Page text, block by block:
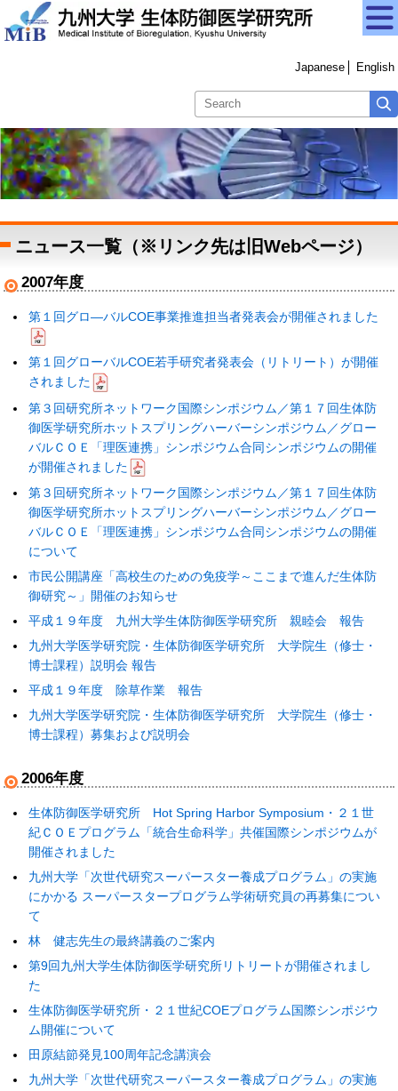
Japanese English
ニュース一覧（※リンク先は旧Webページ）
2007年度
第１回グロ―バルCOE事業推進担当者発表会が開催されました
第１回グローバルCOE若手研究者発表会（リトリート）が開催
されました
第３回研究所ネットワーク国際シンポジウム／第１７回生体防
御医学研究所ホットスプリングハーバーシンポジウム／グロー
バルＣＯＥ「理医連携」シンポジウム合同シンポジウムの開催
が開催されました
第３回研究所ネットワーク国際シンポジウム／第１７回生体防
御医学研究所ホットスプリングハーバーシンポジウム／グロー
バルＣＯＥ「理医連携」シンポジウム合同シンポジウムの開催
について
市民公開講座「高校生のための免疫学～ここまで進んだ生体防
御研究～」開催のお知らせ
平成１９年度 九州大学生体防御医学研究所 親睦会 報告
九州大学医学研究院・生体防御医学研究所 大学院生（修士・
博士課程）説明会 報告
平成１９年度 除草作業 報告
九州大学医学研究院・生体防御医学研究所 大学院生（修士・
博士課程）募集および説明会
2006年度
生体防御医学研究所 Hot Spring Harbor Symposium・２１世
紀ＣＯＥプログラム「統合生命科学」共催国際シンポジウムが
開催されました
九州大学「次世代研究スーパースター養成プログラム」の実施
にかかる スーパースタープログラム学術研究員の再募集につい
て
林 健志先生の最終講義のご案内
第9回九州大学生体防御医学研究所リトリートが開催されまし
た
生体防御医学研究所・２１世紀COEプログラム国際シンポジウ
ム開催について
田原結節発見100周年記念講演会
九州大学「次世代研究スーパースター養成プログラム」の実施